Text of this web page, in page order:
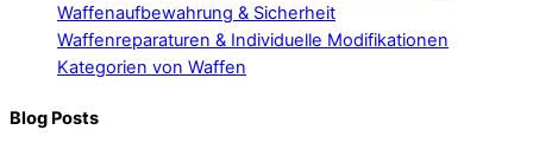
Waffenaufbewahrung & Sicherheit
Waffenreparaturen & Individuelle Modifikationen
Kategorien von Waffen
Blog Posts